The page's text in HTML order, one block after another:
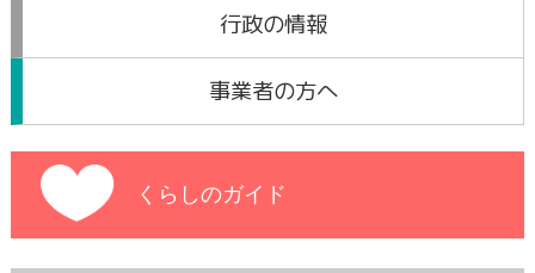
行政の情報
事業者の方へ
くらしのガイド